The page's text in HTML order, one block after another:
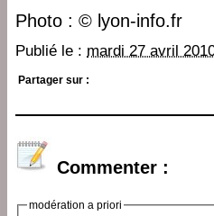
Photo : © lyon-info.fr
Publié le : mardi 27 avril
Partager sur :
Commenter :
modération a priori